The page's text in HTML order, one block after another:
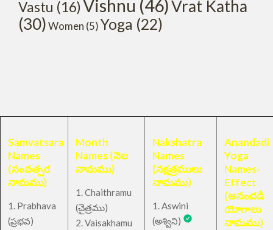
Vastu (16)Vishnu (46)Vrat Katha
(30)Women (5)Yoga (22)
Samvatsara
Names
(సంవత్సర
నామము)
1. Prabhava
(ప్రభవ)
Month
Names (నెల
నామము)
1. Chaithramu
(చైత్రము)
2. Vaisakhamu
Nakshatra
Names
(నక్షత్రములు
నామము)
1. Aswini
(అశ్విని)
Anandadi
Yoga
Names-
Effect
(అనందడి
యోగాలు
నామము)